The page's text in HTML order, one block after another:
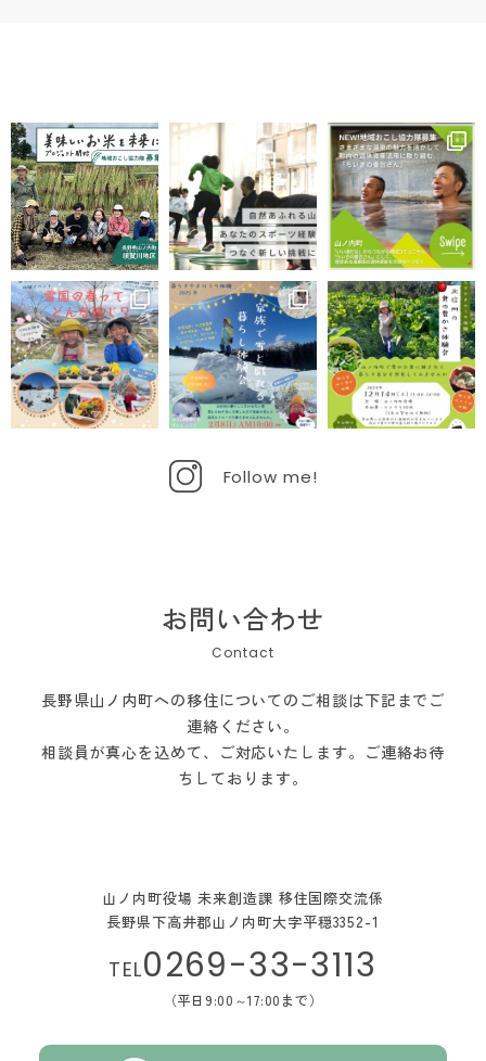
Follow me!
お問い合わせ
長野県山ノ内町への移住についてのご相談は下記までご
連絡ください。
相談員が真心を込めて、ご対応いたします。ご連絡お待
ちしております。
山ノ内町役場 未来創造課 移住国際交流係
長野県下高井郡山ノ内町大字平穏3352-1
TEL0269-33-3113
（平日9:00～17:00まで）